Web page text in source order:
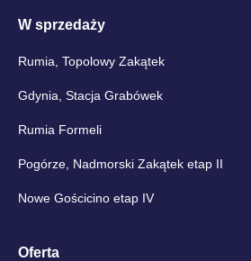
W sprzedaży
Rumia, Topolowy Zakątek
Gdynia, Stacja Grabówek
Rumia Formeli
Pogórze, Nadmorski Zakątek etap II
Nowe Gościcino etap IV
Oferta